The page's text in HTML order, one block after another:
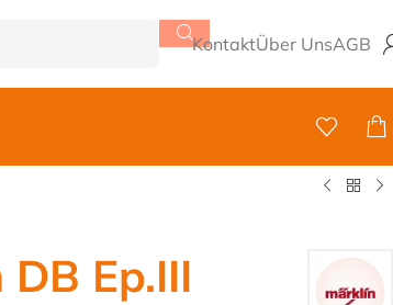
KontaktÜber UnsAGB
Ep.III